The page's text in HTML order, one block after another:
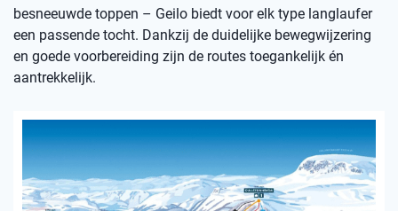
besneeuwde toppen – Geilo biedt voor elk type langlaufer
een passende tocht. Dankzij de duidelijke bewegwijzering
en goede voorbereiding zijn de routes toegankelijk én
aantrekkelijk.